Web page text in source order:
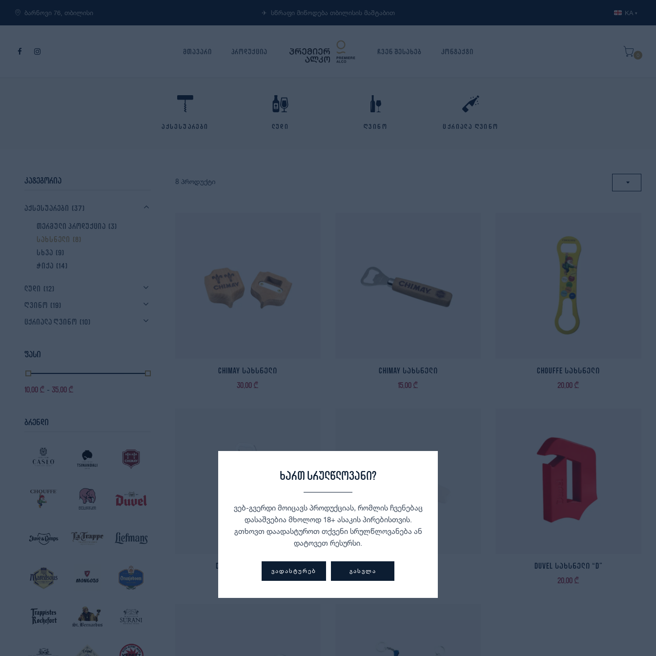
ბარნოვი 76, თბილისი ✈︎ სწრაფი მიწოდება თბილისის მაშტაბით KA ▾
მთავარი პროდუქცია ჩვენ შესახებ კონტაქტი 0
აქსესუარები ლუდი ღვინო ცქრიალა ღვინო
კატეგორია
აქსესუარები (37)
თერმული პროდუქცია (3)
სახსნელი (8)
სხვა (9)
ჭიქა (14)
ლუდი (12)
ღვინო (19)
ცქრიალა ღვინო (10)
ფასი
10,00 ₾ - 35,00 ₾
ბრენდი
8 პროდუქტი
Chimay სახსნელი
30,00 ₾
Chimay სახსნელი
15,00 ₾
Chouffe სახსნელი
20,00 ₾
Delirium სახსნელი
Duvel სახსნელი “D”
20,00 ₾
ხართ სრულწლოვანი?
ვებ-გვერდი მოიცავს პროდუქციას, რომლის ჩვენებაც
დასაშვებია მხოლოდ 18+ ასაკის პირებისთვის.
გთხოვთ დაადასტუროთ თქვენი სრულწლოვანება ან
დატოვეთ რესურსი.
ᲕᲐᲓᲐᲡᲢᲣᲠᲔᲑ ᲒᲐᲡᲕᲚᲐ